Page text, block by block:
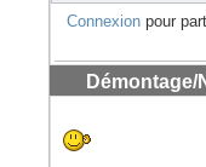
Connexion pour
Démontage/